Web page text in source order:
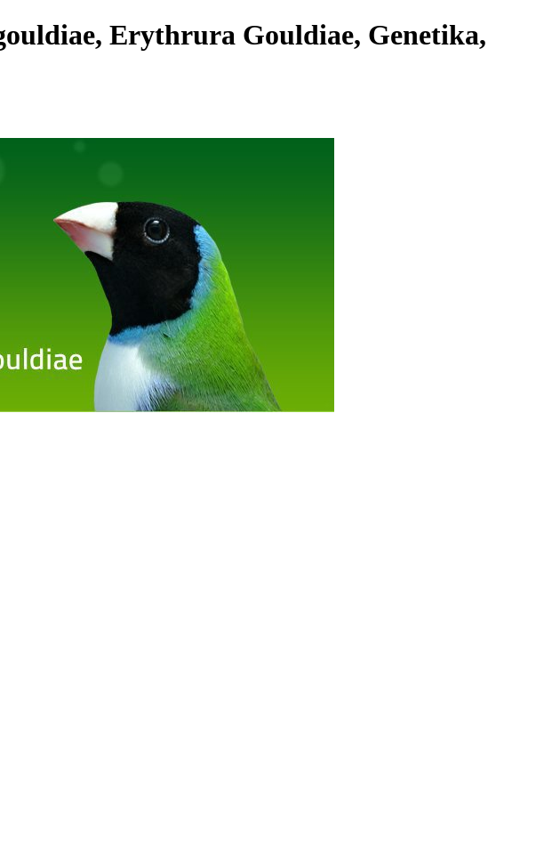
Erythrura Gouldiae, Genetika,